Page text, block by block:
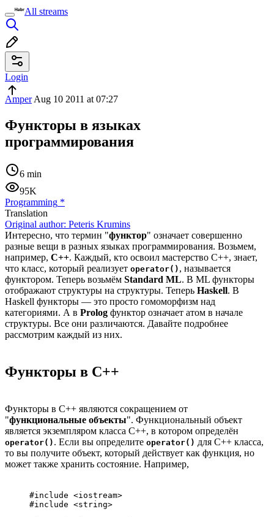
All streams
Login
AmperAug 10 2011 at 07:27
Функторы в языках
программирования
6 min
95K
Programming *
Translation
Original author: Peteris Krumins
Интересно, что термин "функтор" означает совершенно
разные вещи в разных языках программирования. Возьмем,
например, C++. Каждый, кто освоил мастерство C++, знает,
что класс, который реализует operator() , называется
функтором. Теперь возьмём Standard ML. В ML функторы
отображают структуры на структуры. Теперь Haskell. В
Haskell функторы — это просто гомоморфизм над
категориями. А в Prolog функтор означает атом в начале
структуры. Все они различаются. Давайте подробнее
рассмотрим каждый из них.
Функторы в C++
Функторы в C++ являются сокращением от
"функциональные объекты". Функциональный объект
является экземпляром класса С++, в котором определён
operator() . Если вы определите operator() для C++ класса,
то вы получите объект, который действует как функция, но
может также хранить состояние. Например,
#include <iostream>
#include <string>